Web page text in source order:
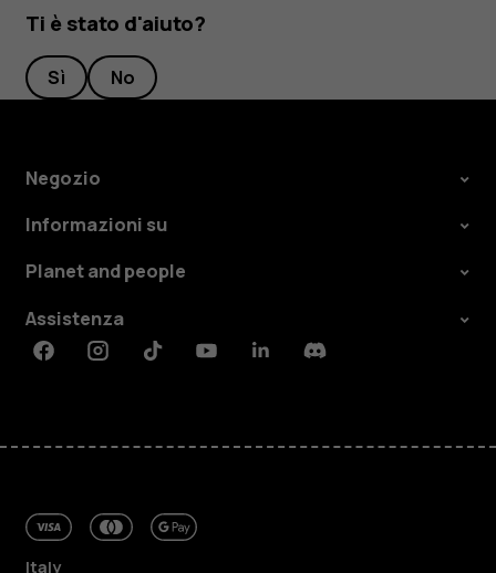
Ti è stato d'aiuto?
Sì No
Negozio
Informazioni su
Planet and people
Assistenza
FacebookInstagramTiktokYoutubeLinkedinDiscord
Italy